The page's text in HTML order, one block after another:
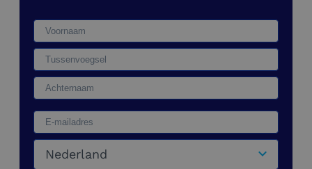
Nederland